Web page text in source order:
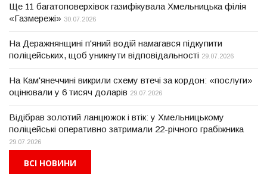
Ще 11 багатоповерхівок газифікувала Хмельницька філія
«Газмережі» 30.07.2026
На Деражнянщині п'яний водій намагався підкупити
поліцейських, щоб уникнути відповідальності 29.07.2026
На Кам'янеччині викрили схему втечі за кордон: «послуги»
оцінювали у 6 тисяч доларів 29.07.2026
Відібрав золотий ланцюжок і втік: у Хмельницькому
поліцейські оперативно затримали 22-річного грабіжника
29.07.2026
ВСІ НОВИНИ